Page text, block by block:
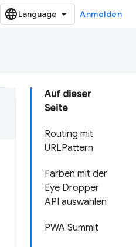
Anmelden
Auf dieser
Seite
Routing mit
URLPattern
Farben mit der
Eye Dropper
API auswählen
PWA Summit